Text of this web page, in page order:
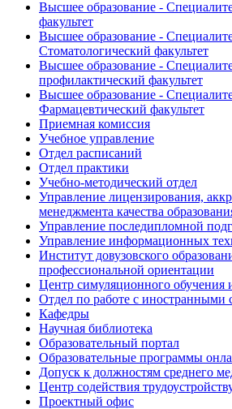
Высшее образование -
факультет
Высшее образование -
Стоматологический факультет
Высшее образование -
профилактический факультет
Высшее образование -
Фармацевтический факультет
Приемная комиссия
Учебное управление
Отдел расписаний
Отдел практики
Учебно-методический отдел
Управление лицензирования,
менеджмента качества
Управление последипломной
Управление информационных
Институт довузовского
профессиональной ориентации
Центр симуляционного обучения
Отдел по работе с иностранными
Кафедры
Научная библиотека
Образовательный портал
Образовательные программы
Допуск к должностям среднего
Центр содействия
Проектный офис